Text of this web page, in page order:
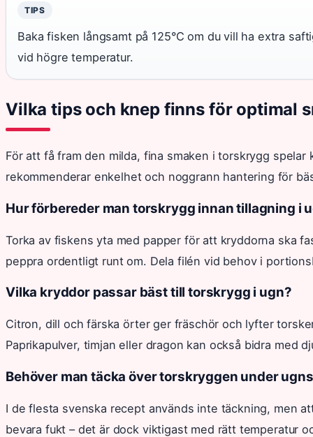
TIPS
Baka fisken långsamt på 125°C om du vill ha extra
vid högre temperatur.
Vilka tips och knep finns för optimal
För att få fram den milda, fina smaken i torskrygg
rekommenderar enkelhet och noggrann hantering för
Hur förbereder man torskrygg innan tillagning i
Torka av fiskens yta med papper för att kryddorna ska
peppra ordentligt runt om. Dela filén vid behov i
Vilka kryddor passar bäst till torskrygg i ugn?
Citron, dill och färska örter ger fräschör och lyfter
Paprikapulver, timjan eller dragon kan också bidra med
Behöver man täcka över torskryggen under
I de flesta svenska recept används inte täckning, men
bevara fukt – det är dock viktigast med rätt temperatur